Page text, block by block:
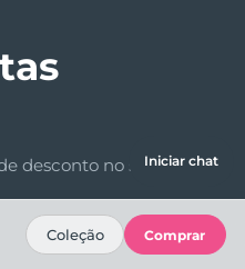
desconto no seuIniciar chat
Coleção Comprar